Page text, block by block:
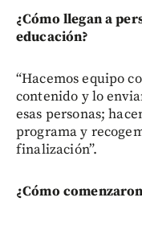
¿Cómo llegan a
educación?
“Hacemos equipo
contenido y lo
esas personas;
programa y
finalización”.
¿Cómo